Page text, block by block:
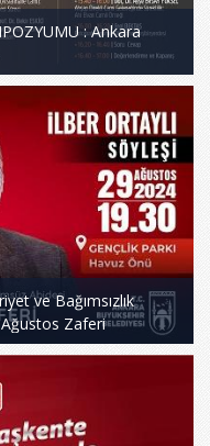
: Ankara
ve Bağımsızlık
Zaferi